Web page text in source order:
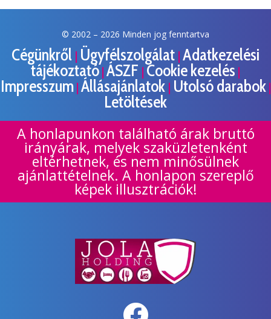
© 2002 – 2026 Minden jog fenntartva
Cégünkről | Ügyfélszolgálat | Adatkezelési
tájékoztató | ÁSZF | Cookie kezelés |
Impresszum| Állásajánlatok | Utolsó darabok|
Letöltések
A honlapunkon található árak bruttó
irányárak, melyek szaküzletenként
eltérhetnek, és nem minősülnek
ajánlattételnek. A honlapon szereplő
képek illusztrációk!